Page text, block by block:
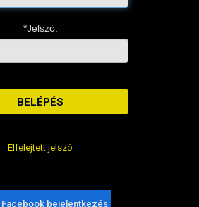
MOPED, QUAD)
ALKATRÉSZEK
*Jelszó:
Elfelejtett jelszó
Facebook bejelentkezés